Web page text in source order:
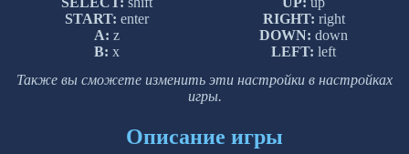
START: enter
A: z
B: x
RIGHT: right
DOWN: down
LEFT: left
Также вы сможете изменить эти настройки в настройках
игры.
Описание игры